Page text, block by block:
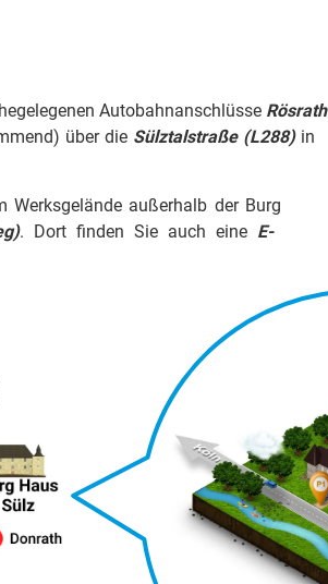
Autobahnanschlüsse Rösrath
über die Sülztalstraße (L288)in
außerhalb der Burg
. Dort finden Sie auch eine E-